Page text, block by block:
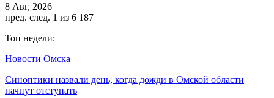
8 Авг, 2026
пред. след. 1 из 6 187
Топ недели:
Новости Омска
Синоптики назвали день, когда дожди в Омской области
начнут отступать